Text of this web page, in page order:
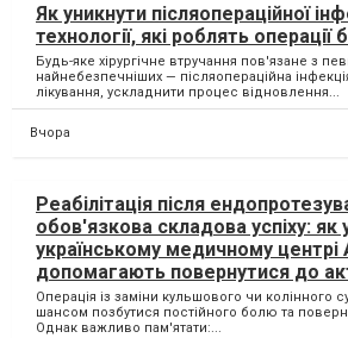
Як уникнути післяопераційної
технології, які роблять
Будь-яке хірургічне втручання пов'язане з
найнебезпечніших — післяопераційна
лікування, ускладнити процес відновлення...
Вчора
Реабілітація після
обов'язкова складова успіху:
українському медичному центрі
допомагають повернутися до
Операція із заміни кульшового чи колінного
шансом позбутися постійного болю та
Однак важливо пам'ятати:...